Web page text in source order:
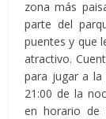
zona más
parte del
puentes y que
atractivo.
para jugar a la
21:00 de la
en horario de